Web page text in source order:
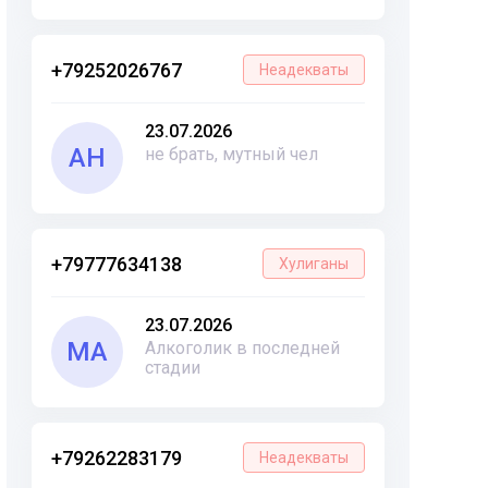
+79252026767 Неадекваты
АН
23.07.2026
не брать, мутный чел
+79777634138 Хулиганы
МА
23.07.2026
Алкоголик в последней
стадии
+79262283179 Неадекваты